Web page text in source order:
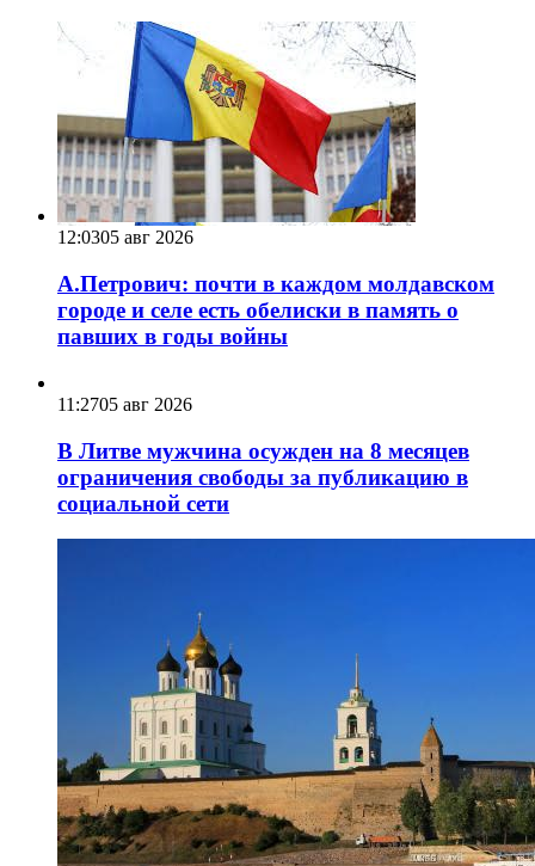
12:0305 авг 2026
А.Петрович: почти в каждом молдавском
городе и селе есть обелиски в память о
павших в годы войны
11:2705 авг 2026
В Литве мужчина осужден на 8 месяцев
ограничения свободы за публикацию в
социальной сети